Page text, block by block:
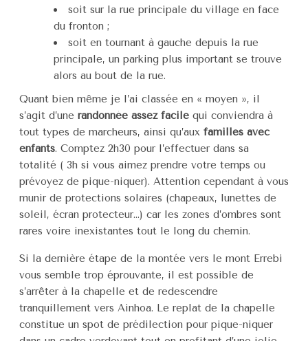
soit sur la rue principale du village en face
du fronton ;
soit en tournant à gauche depuis la rue
principale, un parking plus important se trouve
alors au bout de la rue.
Quant bien même je l’ai classée en « moyen », il
s’agit d’une randonnée assez facile qui conviendra à
tout types de marcheurs, ainsi qu’aux familles avec
enfants. Comptez 2h30 pour l’effectuer dans sa
totalité ( 3h si vous aimez prendre votre temps ou
prévoyez de pique-niquer). Attention cependant à vous
munir de protections solaires (chapeaux, lunettes de
soleil, écran protecteur…) car les zones d’ombres sont
rares voire inexistantes tout le long du chemin.
Si la dernière étape de la montée vers le mont Errebi
vous semble trop éprouvante, il est possible de
s’arrêter à la chapelle et de redescendre
tranquillement vers Ainhoa. Le replat de la chapelle
constitue un spot de prédilection pour pique-niquer